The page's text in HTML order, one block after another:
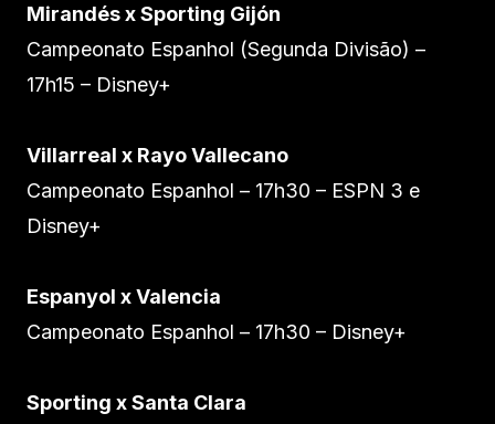
Mirandés x Sporting Gijón
Campeonato Espanhol (Segunda Divisão) –
17h15 – Disney+
Villarreal x Rayo Vallecano
Campeonato Espanhol – 17h30 – ESPN 3 e
Disney+
Espanyol x Valencia
Campeonato Espanhol – 17h30 – Disney+
Sporting x Santa Clara